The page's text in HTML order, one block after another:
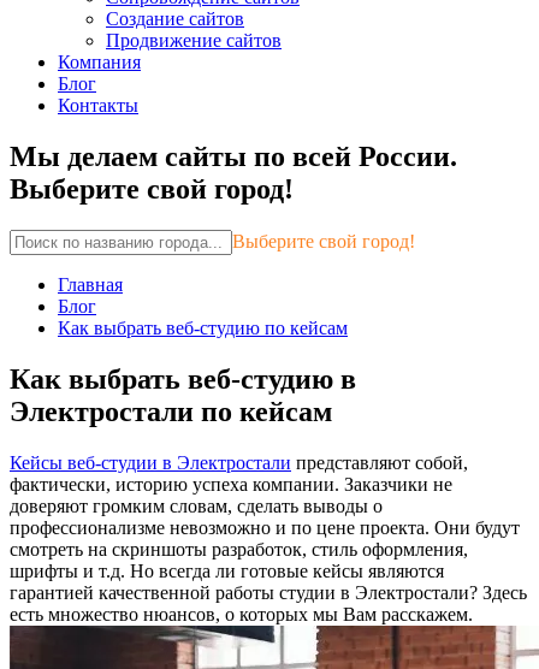
Создание сайтов
Продвижение сайтов
Компания
Блог
Контакты
Мы делаем сайты по всей России.
Выберите свой город!
Выберите свой город!
Главная
Блог
Как выбрать веб-студию по кейсам
Как выбрать веб-студию в
Электростали по кейсам
Кейсы веб-студии в Электростали представляют собой,
фактически, историю успеха компании. Заказчики не
доверяют громким словам, сделать выводы о
профессионализме невозможно и по цене проекта. Они будут
смотреть на скриншоты разработок, стиль оформления,
шрифты и т.д. Но всегда ли готовые кейсы являются
гарантией качественной работы студии в Электростали? Здесь
есть множество нюансов, о которых мы Вам расскажем.